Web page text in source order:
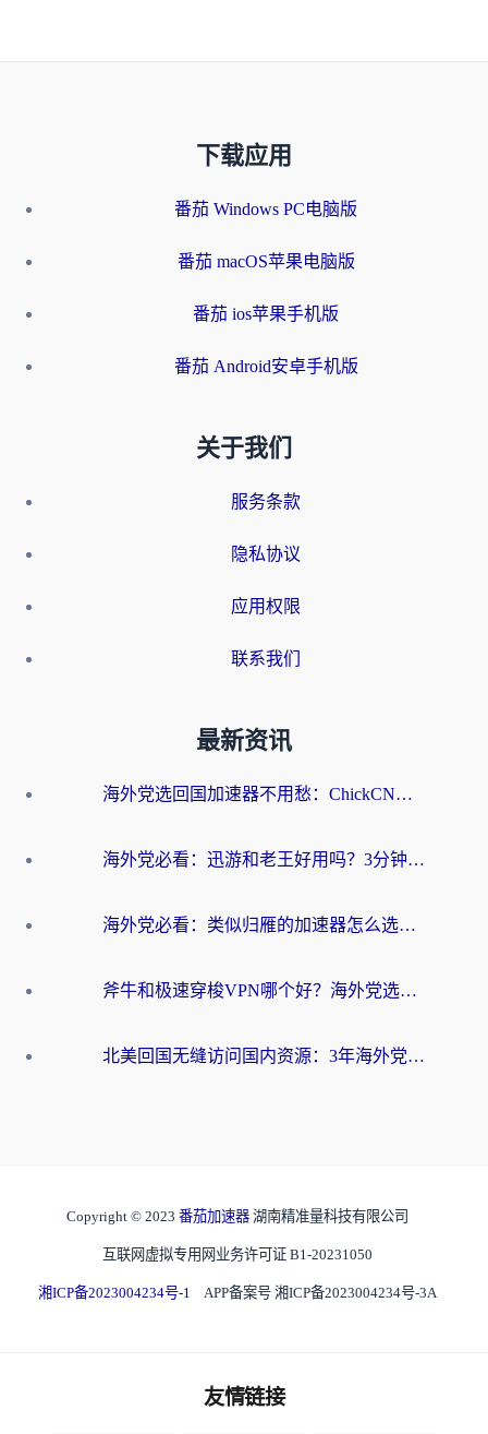
下载应用
番茄 Windows PC电脑版
番茄 macOS苹果电脑版
番茄 ios苹果手机版
番茄 Android安卓手机版
关于我们
服务条款
隐私协议
应用权限
联系我们
最新资讯
海外党选回国加速器不用愁：ChickCN和洞见哪个好？一篇搞定所有疑问
海外党必看：迅游和老王好用吗？3分钟选对加速国内网络的加速器
海外党必看：类似归雁的加速器怎么选？一篇搞定无缝访问国内资源
斧牛和极速穿梭VPN哪个好？海外党选回国加速器必看的真实对比与避坑指南
北美回国无缝访问国内资源：3年海外党亲测的加速器选择指南
Copyright © 2023 番茄加速器 湖南精准量科技有限公司
互联网虚拟专用网业务许可证 B1-20231050
湘ICP备2023004234号-1 APP备案号 湘ICP备2023004234号-3A
友情链接